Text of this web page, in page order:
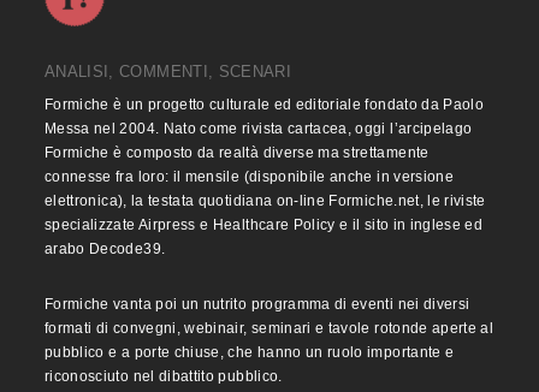
ANALISI, COMMENTI, SCENARI
Formiche è un progetto culturale ed editoriale fondato da Paolo
Messa nel 2004. Nato come rivista cartacea, oggi l’arcipelago
Formiche è composto da realtà diverse ma strettamente
connesse fra loro: il mensile (disponibile anche in versione
elettronica), la testata quotidiana on-line Formiche.net, le riviste
specializzate Airpress e Healthcare Policy e il sito in inglese ed
arabo Decode39.
Formiche vanta poi un nutrito programma di eventi nei diversi
formati di convegni, webinair, seminari e tavole rotonde aperte al
pubblico e a porte chiuse, che hanno un ruolo importante e
riconosciuto nel dibattito pubblico.